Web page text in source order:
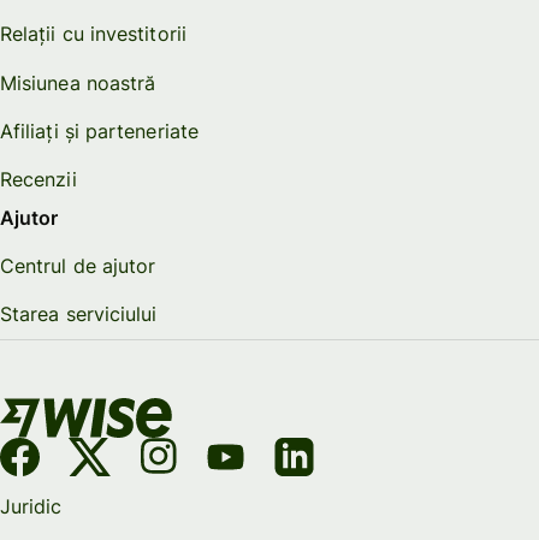
Relații cu investitorii
Misiunea noastră
Afiliați și parteneriate
Recenzii
Ajutor
Centrul de ajutor
Starea serviciului
Juridic